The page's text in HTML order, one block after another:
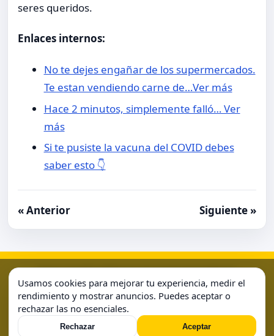
seres queridos.
Enlaces internos:
No te dejes engañar de los supermercados.
Te estan vendiendo carne de…Ver más
Hace 2 minutos, simplemente falló… Ver
más
Si te pusiste la vacuna del COVID debes
saber esto 👇
« Anterior Siguiente »
Política de CookiesPolítica de PrivacidadSample Page
Sample Page
Usamos cookies para mejorar tu experiencia, medir el
rendimiento y mostrar anuncios. Puedes aceptar o
rechazar las no esenciales.
Rechazar Aceptar